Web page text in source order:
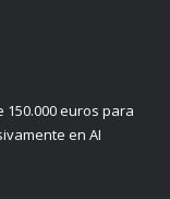
euros para
en AI